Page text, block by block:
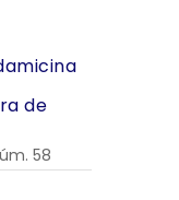
de
58